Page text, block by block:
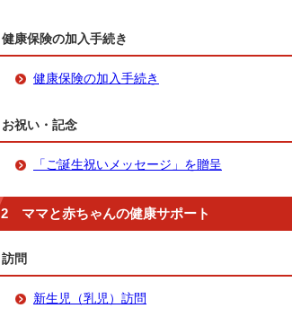
健康保険の加入手続き
健康保険の加入手続き
お祝い・記念
「ご誕生祝いメッセージ」を贈呈
2 ママと赤ちゃんの健康サポート
訪問
新生児（乳児）訪問